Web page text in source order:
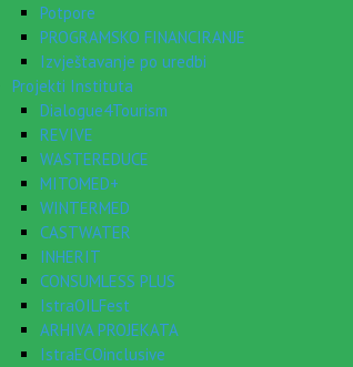
Potpore
PROGRAMSKO FINANCIRANJE
Izvještavanje po uredbi
Projekti Instituta
Dialogue4Tourism
REVIVE
WASTEREDUCE
MITOMED+
WINTERMED
CASTWATER
INHERIT
CONSUMLESS PLUS
IstraOILFest
ARHIVA PROJEKATA
IstraECOinclusive